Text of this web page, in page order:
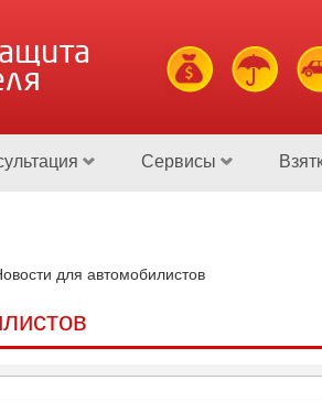
Сервисы
для автомобилистов